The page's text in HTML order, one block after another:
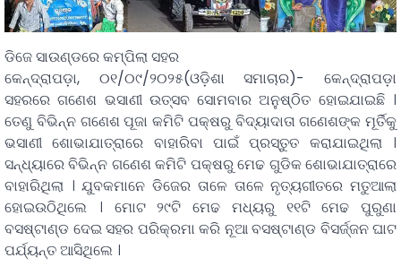
ଡିଜେ ସାଉଣ୍ଡରେ କମ୍ପିଲା ସହର
କେନ୍ଦ୍ରାପଡ଼ା, ୦୧/୦୯/୨୦୨୫(ଓଡ଼ିଶା ସମାଚାର)- କେନ୍ଦ୍ରାପଡ଼ା
ସହରରେ ଗଣେଶ ଭସାଣୀ ଉତ୍ସବ ସୋମବାର ଅନୁଷ୍ଠିତ ହୋଇଯାଇଛି ।
ତେଣୁ ବିଭିନ୍ନ ଗଣେଶ ପୂଜା କମିଟି ପକ୍ଷରୁ ବିଦ୍ୟାଦାତା ଗଣେଶଙ୍କ ମୂର୍ତିକୁ
ଭସାଣୀ ଶୋଭାଯାତ୍ରାରେ ବାହାରିବା ପାଇଁ ପ୍ରସ୍ତୁତ କରାଯାଇଥିଲା ।
ସନ୍ଧ୍ୟାରେ ବିଭିନ୍ନ ଗଣେଶ କମିଟି ପକ୍ଷରୁ ମେଢ ଗୁଡିକ ଶୋଭାଯାତ୍ରାରେ
ବାହାରିଥିଲା । ଯୁବକମାନେ ଡିଜେର ତାଳେ ତାଳେ ନୃତ୍ୟଗୀତରେ ମତୁଆଲା
ହୋଇଉଠିଥିଲେ । ମୋଟ ୨୯ଟି ମେଢ ମଧ୍ୟରୁ ୧୧ଟି ମେଢ ପୁରୁଣା
ବସଷ୍ଟାଣ୍ଡ ଦେଇ ସହର ପରିକ୍ରମା କରି ନୂଆ ବସଷ୍ଟାଣ୍ଡ ବିସର୍ଜ୍ଜନ ଘାଟ
ପର୍ଯ୍ୟନ୍ତ ଆସିଥିଲେ ।